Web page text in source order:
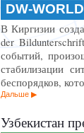
DW-
В Киргизии
der
событий,
стабилизации
беспорядков,
Дальше
Узбекистан